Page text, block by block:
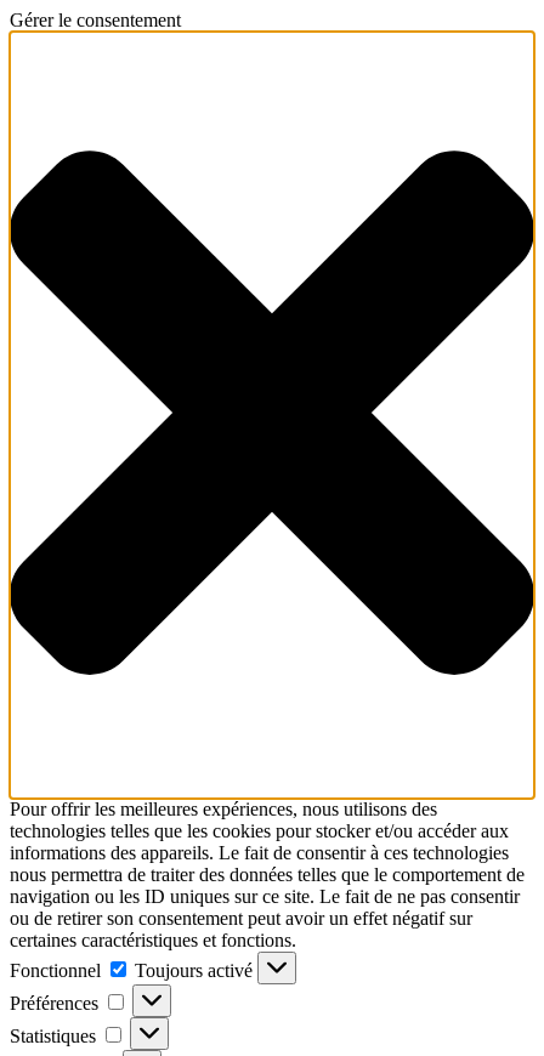
Gérer le consentement
Pour offrir les meilleures expériences, nous utilisons des
technologies telles que les cookies pour stocker et/ou accéder aux
informations des appareils. Le fait de consentir à ces technologies
nous permettra de traiter des données telles que le comportement de
navigation ou les ID uniques sur ce site. Le fait de ne pas consentir
ou de retirer son consentement peut avoir un effet négatif sur
certaines caractéristiques et fonctions.
Fonctionnel
Fonctionnel
Toujours activé
Préférences
Préférences
Statistiques Statistiques